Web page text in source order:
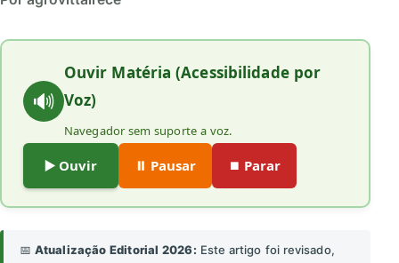
🔊
Ouvir Matéria (Acessibilidade por
Voz)
Navegador sem suporte a voz.
▶️ Ouvir ⏸️ Pausar ⏹️ Parar
📅Atualização Editorial 2026: Este artigo foi revisado,